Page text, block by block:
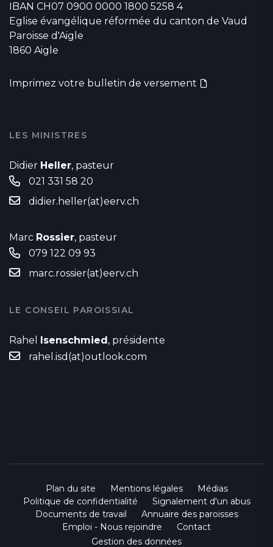
IBAN CH07 0900 0000 1800 5258 4
Eglise évangélique réformée du canton de Vaud
Paroisse d'Aigle
1860 Aigle
Imprimez votre bulletin de versement
LES MINISTRES
Didier Heller, pasteur
021 331 58 20
didier.heller(at)eerv.ch
Marc Rossier, pasteur
079 122 09 93
marc.rossier(at)eerv.ch
LE CONSEIL PAROISSIAL
Rahel Isenschmied , présidente
rahel.isd(at)outlook.com
Plan du site Mentions légales
Médias
Politique de confidentialité
Signalement d'un abus
Documents de travail
Annuaire des paroisses
Emploi - Nous rejoindre
Contact
Gestion des données